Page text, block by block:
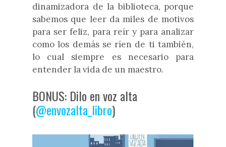
dinamizadora de la biblioteca, porque
sabemos que leer da miles de motivos
para ser feliz, para reír y para analizar
como los demás se ríen de ti también,
lo cual siempre es necesario para
entender la vida de un maestro.
BONUS: Dilo en voz alta
(@envozalta_libro)